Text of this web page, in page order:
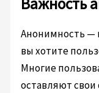
Анонимность —
вы хотите
Многие
оставляют